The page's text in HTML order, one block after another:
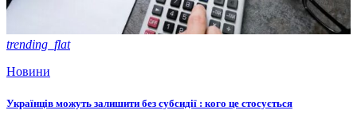
trending_flat
Новини
Українців можуть залишити без субсидії : кого це стосується